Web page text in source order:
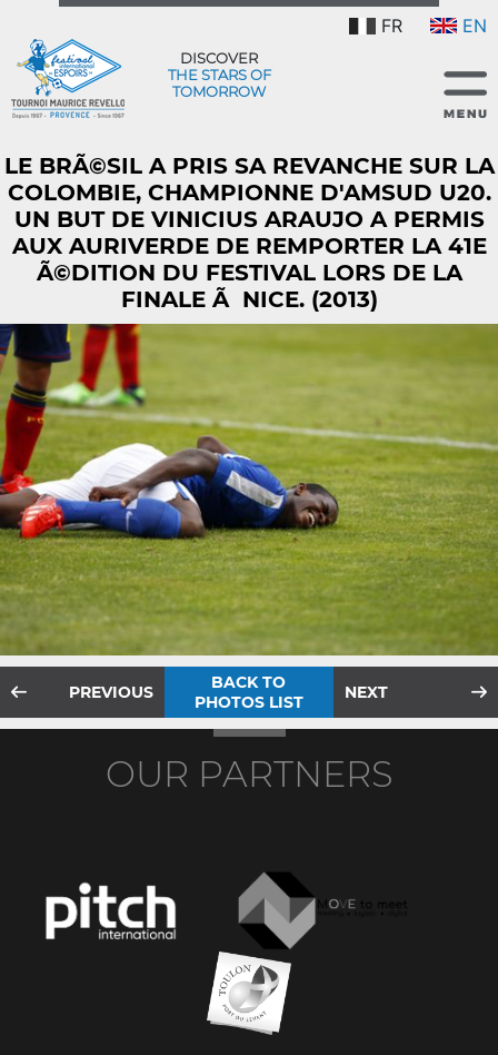
FR EN
DISCOVER
THE STARS OF
TOMORROW
LE BRÃ©SIL A PRIS SA REVANCHE SUR LA
COLOMBIE, CHAMPIONNE D'AMSUD U20.
UN BUT DE VINICIUS ARAUJO A PERMIS
AUX AURIVERDE DE REMPORTER LA 41E
Ã©DITION DU FESTIVAL LORS DE LA
FINALE Ã NICE. (2013)
PREVIOUS
BACK TO
PHOTOS LIST
NEXT
OUR PARTNERS